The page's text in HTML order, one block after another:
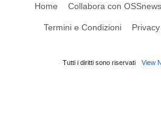
Home Collabora con
Termini e Condizioni
Tutti i diritti sono riservati View